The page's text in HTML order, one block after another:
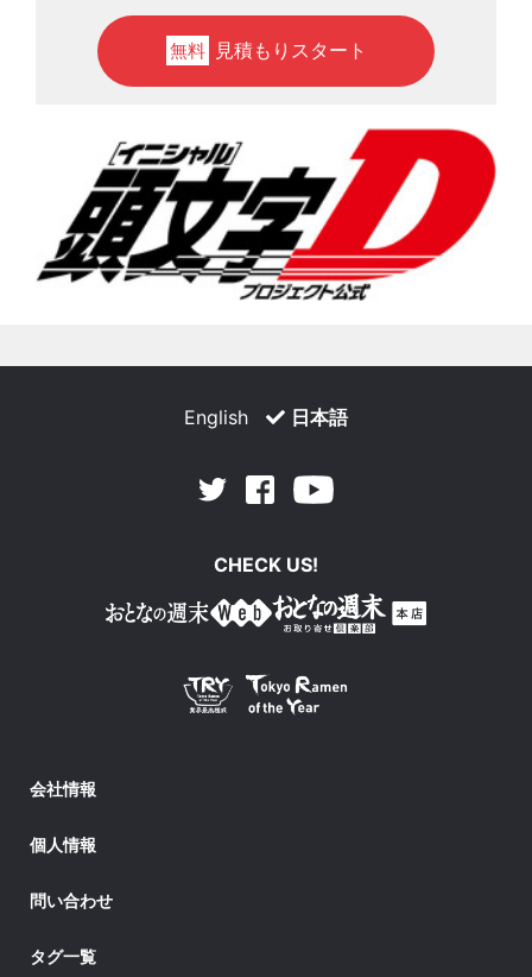
無料 見積もりスタート
English 日本語
Twitter Facebook
CHECK US!
会社情報
個人情報
問い合わせ
タグ一覧